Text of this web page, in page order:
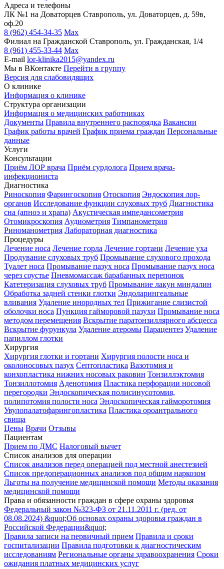
Адреса и телефоны
ЛК №1 на Доваторцев Ставрополь, ул. Доваторцев, д. 59в,
оф.20
8 (962) 454-34-35 Max
Филиал на Гражданской Ставрополь, ул. Гражданская, 1/4
8 (961) 455-33-44 Max
E-mail lor-klinika2015@yandex.ru
Мы в ВКонтакте Перейти в группу
Версия для слабовидящих
О клинике
Информация о клинике
Структура организации
Информация о медицинских работниках
Документы Правила внутреннего распорядка Вакансии
График работы врачей График приема граждан Персональные
данные
Услуги
Консультации
Приём ЛОР врача Приём сурдолога Прием врача-
инфекциониста
Диагностика
Риноскопия Фарингоскопия Отоскопия Эндоскопия лор-
органов Исследование функции слуховых труб Диагностика
сна (апноэ и храпа) Акустическая импедансометрия
Отомикроскопия Аудиометрия Тимпанометрия
Риноманометрия Лабораторная диагностика
Процедуры
Лечение носа Лечение горла Лечение гортани Лечение уха
Продувание слуховых труб Промывание слухового прохода
Туалет носа Промывание пазух носа Промывание пазух носа
через соустье Пневмомассаж барабанных перепонок
Катетеризация слуховых труб Промывание лакун миндалин
Обработка задней стенки глотки Эндоларингеальные
вливания Удаление инородных тел Прижигание слизистой
оболочки носа Пункция гайморовой пазухи Промывание носа
методом перемещения Вскрытие паратонзиллярного абсцесса
Вскрытие фурункула Удаление атеромы Парацентез Удаление
папиллом глотки
Хирургия
Хирургия глотки и гортани Хирургия полости носа и
околоносовых пазух Септопластика Вазотомия и
конхопластика нижних носовых раковин Тонзиллэктомия
Тонзиллотомия Аденотомия Пластика перфорации носовой
перегородки Эндоскопическая полисинусотомия,
полипотомия полости носа Эндоскопическая гайморотомия
Увулопалатофарингопластика Пластика ороантрального
свища
Цены Врачи Отзывы
Пациентам
Прием по ДМС Налоговый вычет
Список анализов для операции
Список анализов перед операцией под местной анестезией
Список предоперационных анализов под общим наркозом
Льготы на получение медицинской помощи Методы оказания
медицинской помощи
Права и обязанности граждан в сфере охраны здоровья
Федеральный закон №323-ФЗ от 21.11.2011 г. (ред. от
08.08.2024) &quot;Об основах охраны здоровья граждан в
Российской Федерации&quot;
Правила записи на первичный прием Правила и сроки
госпитализации Правила подготовки к диагностическим
исследованиям Региональные органы здравоохранения Сроки
ожидания платных медицинских услуг